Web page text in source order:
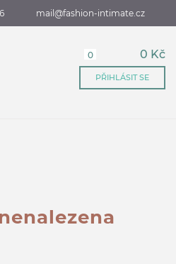
mail@fashion-intimate.cz
0 0 Kč
PŘIHLÁSIT SE